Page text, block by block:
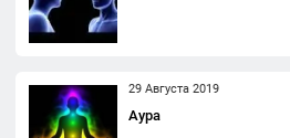
29 Августа 2019
Аура